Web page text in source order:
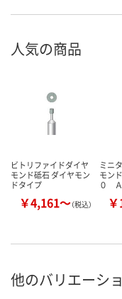
人気の商品
ビトリファイドダイヤ
モンド砥石 ダイヤモン
ドタイプ
￥4,161～（税込）
ミニ
モン
０
他のバリエーシ